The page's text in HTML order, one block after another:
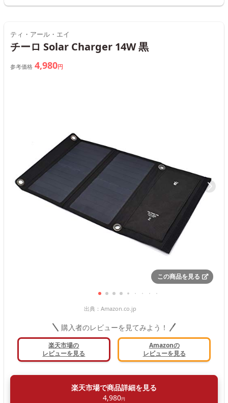
ティ・アール・エイ
チーロ Solar Charger 14W 黒
参考価格 4,980円
この商品を見る
出典： Amazon.co.jp
購入者のレビューを見てみよう！
楽天市場の
レビューを見る
Amazonの
レビューを見る
楽天市場で商品詳細を見る
4,980円